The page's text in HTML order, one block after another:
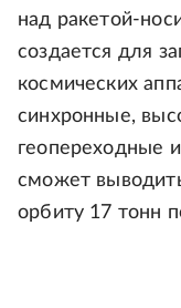
над ракетой-
создается для
космических
синхронные,
геопереходные
сможет
орбиту 17 тонн